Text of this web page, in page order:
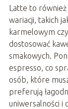
Latte to również
wariacji, takich
karmelowym
dostosować
smakowych.
espresso, co
osób, które
preferują
uniwersalności i